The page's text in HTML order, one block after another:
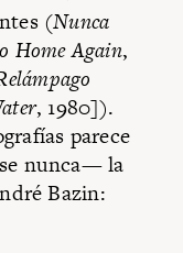
(Nunca
Home Again,
, 1980]).
parece
nunca— la
Bazin: